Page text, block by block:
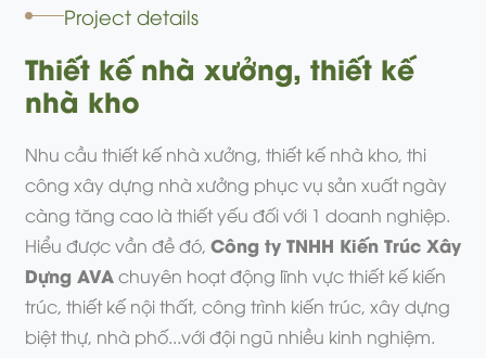
Project details
Thiết kế nhà xưởng, thiết kế
nhà kho
Nhu cầu thiết kế nhà xưởng, thiết kế nhà kho, thi
công xây dựng nhà xưởng phục vụ sản xuất ngày
càng tăng cao là thiết yếu đối với 1 doanh nghiệp.
Hiểu được vần đề đó, Công ty TNHH Kiến Trúc Xây
Dựng AVAchuyên hoạt động lĩnh vực thiết kế kiến
trúc, thiết kế nội thất, công trình kiến trúc, xây dựng
biệt thự, nhà phố...với đội ngũ nhiều kinh nghiệm.